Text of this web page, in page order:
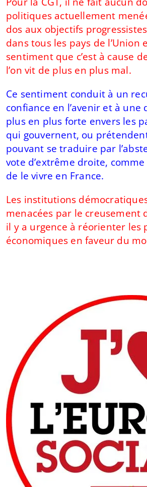
politiques actuellement
dos aux objectifs
dans tous les pays de l’Union
sentiment que c’est à cause
l’on vit de plus en plus mal.
Ce sentiment conduit à un
confiance en l’avenir et à une
plus en plus forte envers les
qui gouvernent, ou
pouvant se traduire par
vote d’extrême droite,
de le vivre en France.
Les institutions
menacées par le creusement
il y a urgence à réorienter les
économiques en faveur du